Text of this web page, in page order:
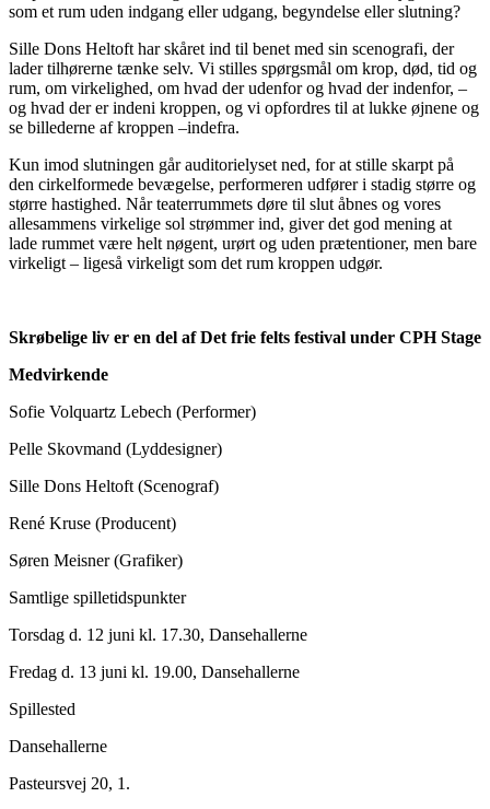
som et rum uden indgang eller udgang, begyndelse eller slutning?
Sille Dons Heltoft har skåret ind til benet med sin scenografi, der
lader tilhørerne tænke selv. Vi stilles spørgsmål om krop, død, tid og
rum, om virkelighed, om hvad der udenfor og hvad der indenfor, –
og hvad der er indeni kroppen, og vi opfordres til at lukke øjnene og
se billederne af kroppen –indefra.
Kun imod slutningen går auditorielyset ned, for at stille skarpt på
den cirkelformede bevægelse, performeren udfører i stadig større og
større hastighed. Når teaterrummets døre til slut åbnes og vores
allesammens virkelige sol strømmer ind, giver det god mening at
lade rummet være helt nøgent, urørt og uden prætentioner, men bare
virkeligt – ligeså virkeligt som det rum kroppen udgør.
Skrøbelige liv er en del af Det frie felts festival under CPH Stage
Medvirkende
Sofie Volquartz Lebech (Performer)
Pelle Skovmand (Lyddesigner)
Sille Dons Heltoft (Scenograf)
René Kruse (Producent)
Søren Meisner (Grafiker)
Samtlige spilletidspunkter
Torsdag d. 12 juni kl. 17.30, Dansehallerne
Fredag d. 13 juni kl. 19.00, Dansehallerne
Spillested
Dansehallerne
Pasteursvej 20, 1.